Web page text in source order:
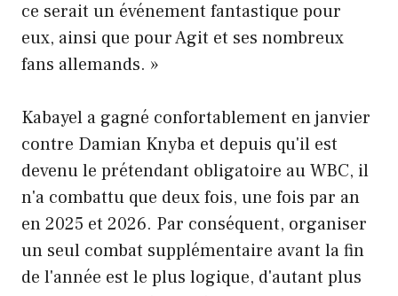
ce serait un événement fantastique pour
eux, ainsi que pour Agit et ses nombreux
fans allemands. »
Kabayel a gagné confortablement en janvier
contre Damian Knyba et depuis qu'il est
devenu le prétendant obligatoire au WBC, il
n'a combattu que deux fois, une fois par an
en 2025 et 2026. Par conséquent, organiser
un seul combat supplémentaire avant la fin
de l'année est le plus logique, d'autant plus